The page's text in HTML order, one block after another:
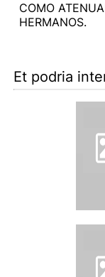
COMO
HERMANOS.
Et podria